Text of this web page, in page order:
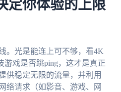
定你体验的上限
。光是能连上可不够，看4K
游戏是否跳ping，这才是真正
供稳定无限的流量，并利用
络请求（如影音、游戏、网